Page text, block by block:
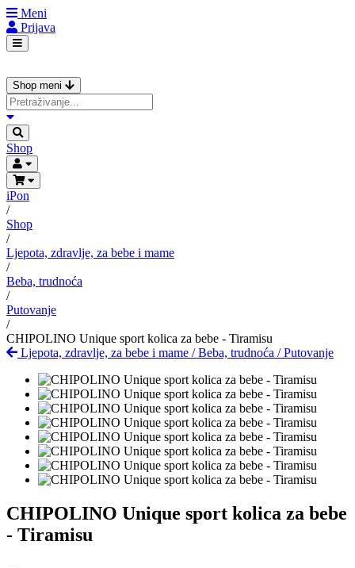
Meni
Prijava
Shop meni
Shop
iPon
/
Shop
/
Ljepota, zdravlje, za bebe i mame
/
Beba, trudnoća
/
Putovanje
/
CHIPOLINO Unique sport kolica za bebe - Tiramisu
Ljepota, zdravlje, za bebe i mame /Beba, trudnoća /Putovanje
CHIPOLINO Unique sport kolica za bebe
- Tiramisu